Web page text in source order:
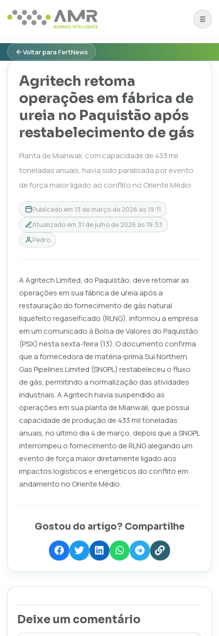
Voltar para FertNews
Agritech retoma
operações em fábrica de
ureia no Paquistão após
restabelecimento de gás
Planta de Mianwali, com capacidade de 433 mil
toneladas anuais, havia sido paralisada por evento
de força maior ligado ao conflito no Oriente Médio
Publicado em 13 de março de 2026 às 19:11
Atualizado em 31 de julho de 2026 às 19:33
Pedro
A Agritech Limited, do Paquistão, deve retomar as
operações em sua fábrica de ureia após a
restauração do fornecimento de gás natural
liquefeito regaseificado (RLNG), informou a empresa
em um comunicado à Bolsa de Valores do Paquistão
(PSX) nesta sexta-feira (13). O documento confirma
que a fornecedora de matéria-prima Sui Northern
Gas Pipelines Limited (SNGPL) restabeleceu o fluxo
de gás, permitindo a normalização das atividades
industriais. A Agritech havia suspendido as
operações em sua planta de Mianwali, que possui
capacidade de produção de 433 mil toneladas
anuais, no último dia 4 de março, depois que a SNGPL
interrompeu o fornecimento de RLNG alegando um
evento de força maior diretamente ligado aos
impactos logísticos e energéticos do conflito em
andamento no Oriente Médio.
Gostou do artigo? Compartilhe
Deixe um comentário